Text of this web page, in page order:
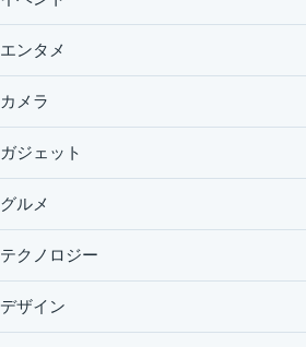
エンタメ
カメラ
ガジェット
グルメ
テクノロジー
デザイン